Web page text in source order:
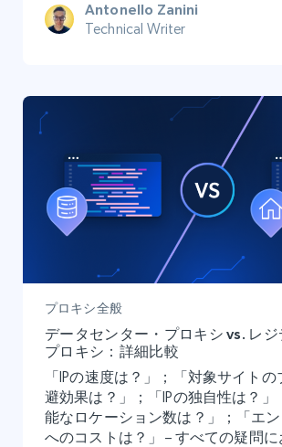
Antonello Zanini
Technical Writer
プロキシ全般
データセンター・プロキシ vs. レ
プロキシ：詳細比較
「IPの速度は？」；「対象サイトの
避効果は？」；「IPの独自性は？」
能なロケーション数は？」；「エ
へのコストは？」 – すべての疑問に